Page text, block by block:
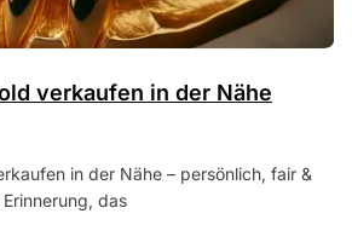
verkaufen in der Nähe
in der Nähe – persönlich, fair &
das